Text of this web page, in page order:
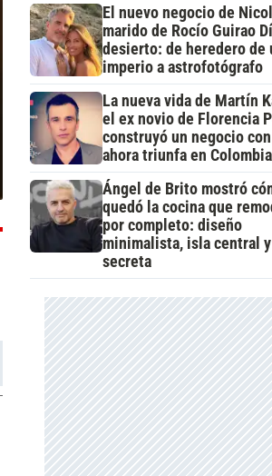
El nuevo negocio de
marido de Rocío Guirao
desierto: de heredero de
imperio a astrofotógrafo
La nueva vida de Martín
el ex novio de Florencia
construyó un negocio
ahora triunfa en Colombia
Ángel de Brito mostró
quedó la cocina que
por completo: diseño
minimalista, isla central
secreta